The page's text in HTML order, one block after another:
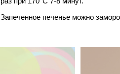
Запеченное печенье можно